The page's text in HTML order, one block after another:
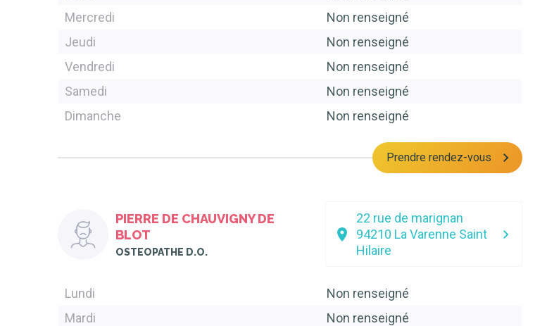
Mercredi
Non renseigné
Jeudi
Non renseigné
Vendredi
Non renseigné
Samedi
Non renseigné
Dimanche
Non renseigné
Prendre rendez-vous
PIERRE DE CHAUVIGNY DE
BLOT
OSTEOPATHE D.O.
22 rue de marignan
94210 La Varenne Saint
Hilaire
Lundi
Non renseigné
Mardi
Non renseigné